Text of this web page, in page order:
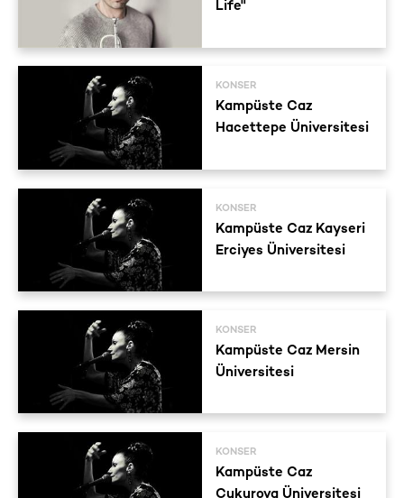
Life"
KONSER
Kampüste Caz
Hacettepe Üniversitesi
KONSER
Kampüste Caz Kayseri
Erciyes Üniversitesi
KONSER
Kampüste Caz Mersin
Üniversitesi
KONSER
Kampüste Caz
Çukurova Üniversitesi